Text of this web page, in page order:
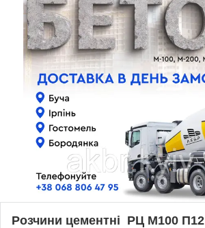
Розчини цементні РЦ М100 П12